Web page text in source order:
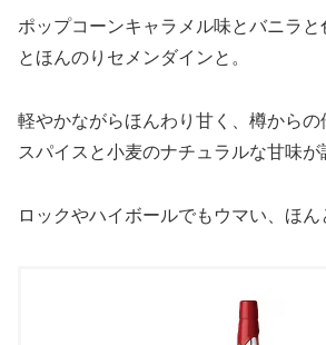
ポップコーンキャラメル味とバニラ
とほんのりセメンダインと。
軽やかながらほんわり甘く、樽から
スパイスと小麦のナチュラルな甘味が
ロックやハイボールでもウマい、ほん